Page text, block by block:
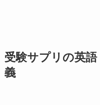
受験サプリの英
義